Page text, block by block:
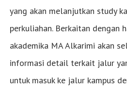
yang akan melanjutkan study
perkuliahan. Berkaitan dengan
akademika MA Alkarimi akan
informasi detail terkait jalur
untuk masuk ke jalur kampus